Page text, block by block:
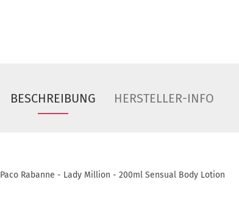
BESCHREIBUNG HERSTELLER-INFO
Paco Rabanne - Lady Million - 200ml Sensual Body Lotion